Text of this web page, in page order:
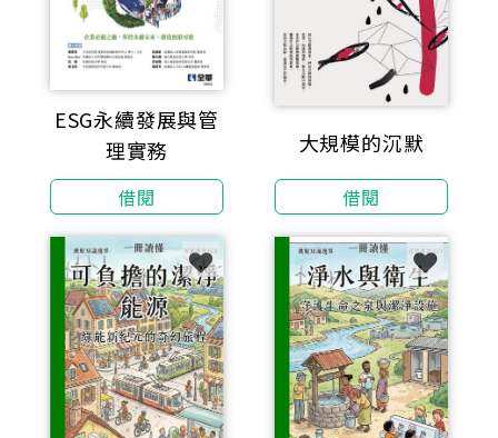
ESG永續發展與管
理實務
借閱
大規模的沉默
借閱